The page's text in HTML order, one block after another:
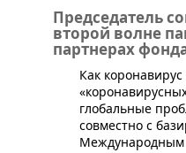
Председатель
второй волне
партнерах
Как
глобальные
совместно с
Международным